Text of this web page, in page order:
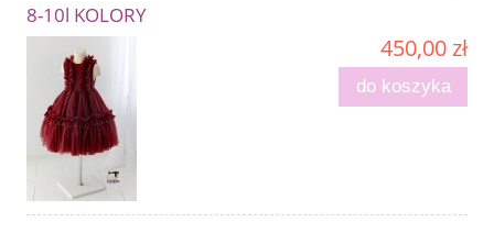
8-10l KOLORY
450,00 zł
do koszyka